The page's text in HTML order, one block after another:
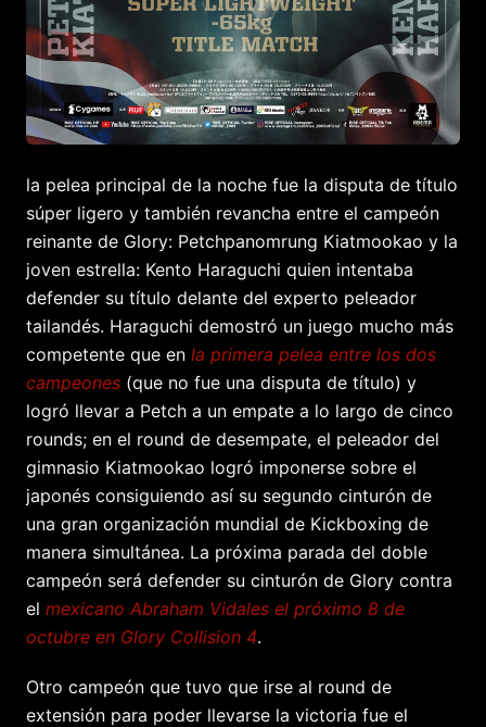
la pelea principal de la noche fue la disputa de título
súper ligero y también revancha entre el campeón
reinante de Glory: Petchpanomrung Kiatmookao y la
joven estrella: Kento Haraguchi quien intentaba
defender su título delante del experto peleador
tailandés. Haraguchi demostró un juego mucho más
competente que en la primera pelea entre los dos
campeones (que no fue una disputa de título) y
logró llevar a Petch a un empate a lo largo de cinco
rounds; en el round de desempate, el peleador del
gimnasio Kiatmookao logró imponerse sobre el
japonés consiguiendo así su segundo cinturón de
una gran organización mundial de Kickboxing de
manera simultánea. La próxima parada del doble
campeón será defender su cinturón de Glory contra
el mexicano Abraham Vidales el próximo 8 de
octubre en Glory Collision 4.
Otro campeón que tuvo que irse al round de
extensión para poder llevarse la victoria fue el